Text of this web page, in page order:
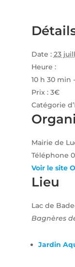
Date : 23
Heure :
10 h 30 min
Prix : 3€
Catégorie
Lieu
Lac de
Bagnères
Mairie de
Téléphone
Voir le site
Jardin